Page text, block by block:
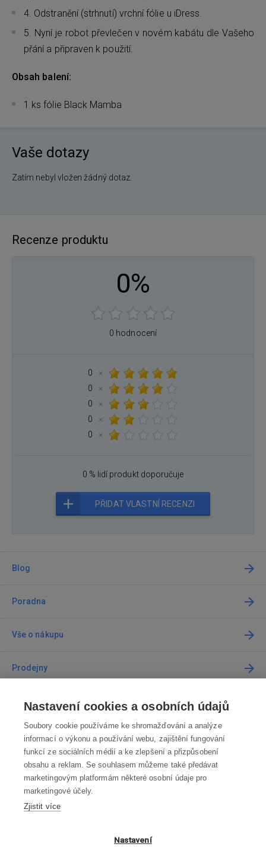
4. Odstranění (strhnutí) vrchní fólie u iDress.
5. Nyní je robot převlečen v novém kabátu dle Vašeho
přání a připraven k použití.
Obsah balení:
1 ks fólie Black Mamba
Vaše dotazy
Zatím nebyl vložen žádný dotaz.
Recenze produktu
0%
0 hodnocení
0
×
0
×
0
×
0
×
0
×
0 % lidí produkt doporučuje
PŘIDAT VLASTNÍ RECENZI
Blog
Poradna
Vše o nákupu
Prodejny
Kontakt
Kontaktujte nás
info@robotworld.cz
220 770 770 Po-Pá 8:00—16:00
VŠECHNY KONTAKTY
Nastavení cookies a osobních údajů
Soubory cookie používáme ke shromažďování a analýze
informací o výkonu a používání webu, zajištění fungování
funkcí ze sociálních médií a ke zlepšení a přizpůsobení
obsahu a reklam. Se souhlasem můžeme také předávat
marketingovým platformám některé osobní údaje pro
marketingové účely.
Zjistit více
Nastavení